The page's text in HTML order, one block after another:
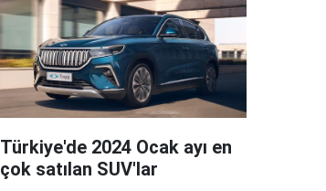
Türkiye'de 2024 Ocak ayı en
çok satılan SUV'lar